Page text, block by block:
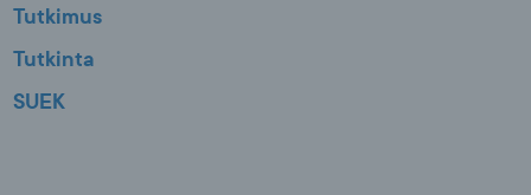
Tutkimus
Tutkinta
SUEK